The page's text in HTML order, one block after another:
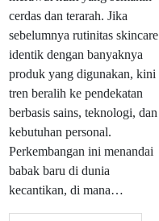
cerdas dan terarah. Jika
sebelumnya rutinitas skincare
identik dengan banyaknya
produk yang digunakan, kini
tren beralih ke pendekatan
berbasis sains, teknologi, dan
kebutuhan personal.
Perkembangan ini menandai
babak baru di dunia
kecantikan, di mana…